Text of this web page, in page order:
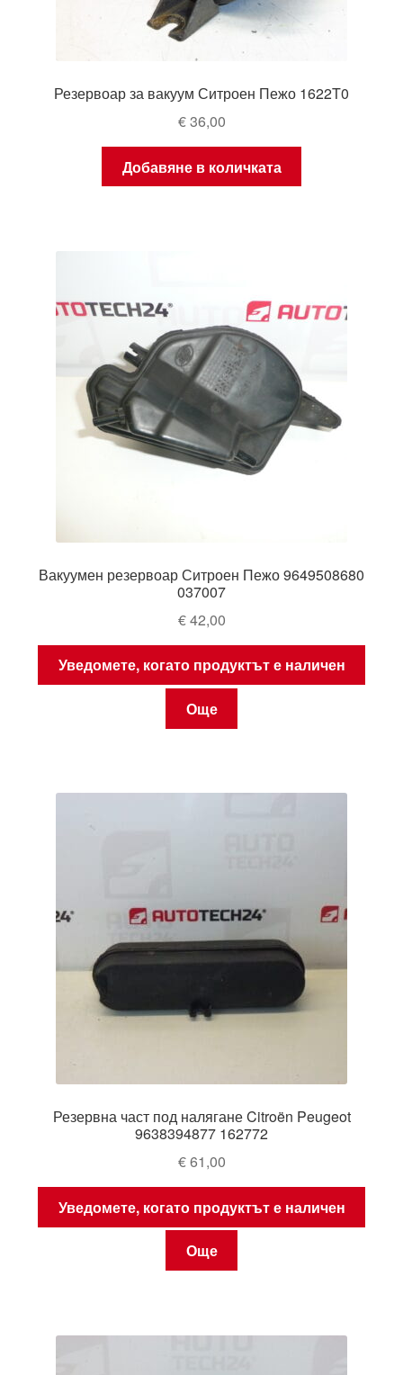
Резервоар за вакуум Ситроен Пежо 1622T0
€36,00
Добавяне в количката
Вакуумен резервоар Ситроен Пежо 9649508680
037007
€42,00
Уведомете, когато продуктът е наличен
Още
Резервна част под налягане Citroën Peugeot
9638394877 162772
€61,00
Уведомете, когато продуктът е наличен
Още